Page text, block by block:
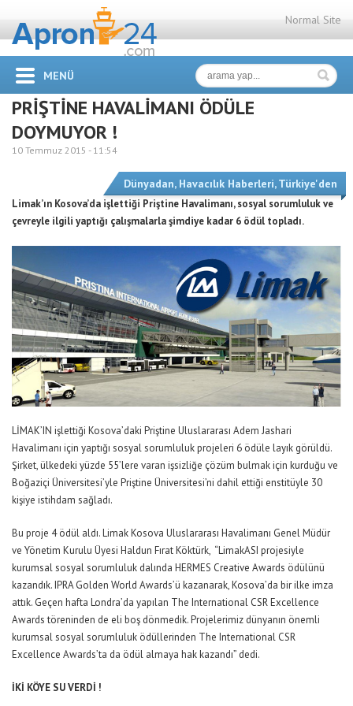
Normal Site
MENÜ
PRİŞTİNE HAVALİMANI ÖDÜLE
DOYMUYOR !
10 Temmuz 2015 - 11:54
Dünyadan, Havacılık Haberleri,Türkiye'den
Limak’ın Kosova’da işlettiği Priştine Havalimanı, sosyal sorumluluk ve
çevreyle ilgili yaptığı çalışmalarla şimdiye kadar 6 ödül topladı.
LİMAK’IN işlettiği Kosova’daki Priştine Uluslararası Adem Jashari
Havalimanı için yaptığı sosyal sorumluluk projeleri 6 ödüle layık görüldü.
Şirket, ülkedeki yüzde 55’lere varan işsizliğe çözüm bulmak için kurduğu ve
Boğaziçi Üniversitesi’yle Priştine Üniversitesi’ni dahil ettiği enstitüyle 30
kişiye istihdam sağladı.
Bu proje 4 ödül aldı. Limak Kosova Uluslararası Havalimanı Genel Müdür
ve Yönetim Kurulu Üyesi Haldun Fırat Köktürk, “LimakASI projesiyle
kurumsal sosyal sorumluluk dalında HERMES Creative Awards ödülünü
kazandık. IPRA Golden World Awards’ü kazanarak, Kosova’da bir ilke imza
attık. Geçen hafta Londra’da yapılan The International CSR Excellence
Awards töreninden de eli boş dönmedik. Projelerimiz dünyanın önemli
kurumsal sosyal sorumluluk ödüllerinden The International CSR
Excellence Awards’ta da ödül almaya hak kazandı” dedi.
İKİ KÖYE SU VERDİ !